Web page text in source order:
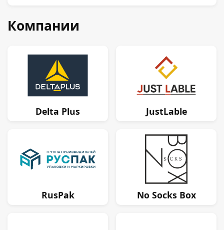
Компании
Delta Plus JustLable
RusPak No Socks Box